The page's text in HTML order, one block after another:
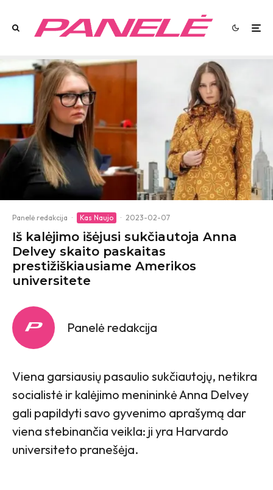
Panelė redakcija · Kas Naujo · 2023-02-07
Iš kalėjimo išėjusi sukčiautoja Anna
Delvey skaito paskaitas
prestižiškiausiame Amerikos
universitete
Panelė redakcija
Viena garsiausių pasaulio sukčiautojų, netikra
socialistė ir kalėjimo menininkė Anna Delvey
gali papildyti savo gyvenimo aprašymą dar
viena stebinančia veikla: ji yra Harvardo
universiteto pranešėja.